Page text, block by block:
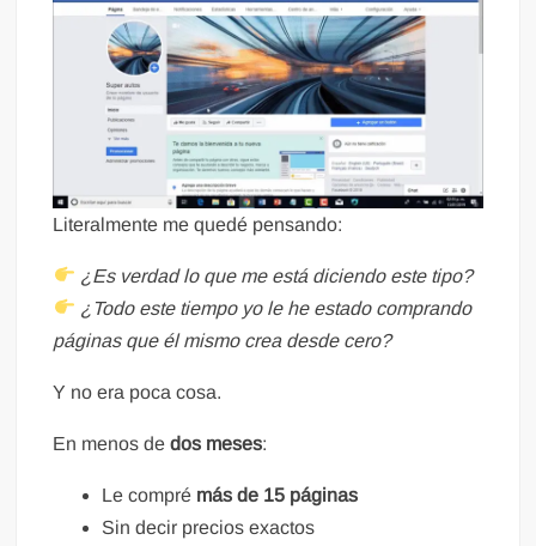
Literalmente me quedé pensando:
¿Es verdad lo que me está diciendo este tipo?
¿Todo este tiempo yo le he estado comprando
páginas que él mismo crea desde cero?
Y no era poca cosa.
En menos dedos meses:
Le compré más de 15 páginas
Sin decir precios exactos